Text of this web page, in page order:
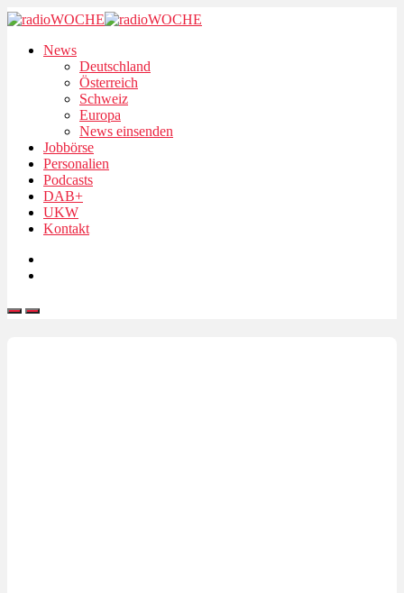
News
Deutschland
Österreich
Schweiz
Europa
News einsenden
Jobbörse
Personalien
Podcasts
DAB+
UKW
Kontakt